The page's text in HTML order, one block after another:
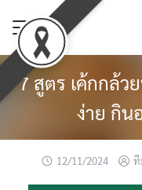
content
7 สูตร เค้กกล้ว
ง่าย กิน
12/11/2024 ที